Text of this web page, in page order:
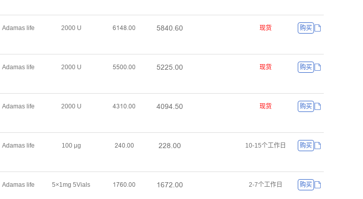
Adamas life 2000 U ĪȜȦȤŕŏŏ ŪȤȦŏŕĪŏ 现货 购买
Adamas life 2000 U ŪŪŏŏŕŏŏ ŪĤĤŪŕŏŏ 现货 购买
Adamas life 2000 U ȦğȜŏŕŏŏ ȦŏŽȦŕŪŏ 现货 购买
Adamas life 100 μg ĤȦŏŕŏŏ ĤĤȤŕŏŏ 10-15个工作日 购买
Adamas life 5×1mg 5Vials ȜǅĪŏŕŏŏ ȜĪǅĤŕŏŏ 2-7个工作日 购买